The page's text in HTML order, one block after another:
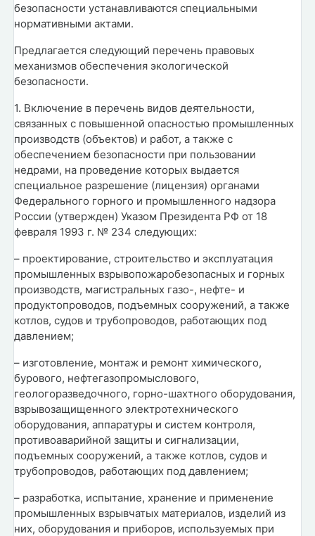
безопасности устанавливаются специальными
нормативными актами.
Предлагается следующий перечень правовых
механизмов обеспечения экологической
безопасности.
1. Включение в перечень видов деятельности,
связанных с повышенной опасностью промышленных
производств (объектов) и работ, а также с
обеспечением безопасности при пользовании
недрами, на проведение которых выдается
специальное разрешение (лицензия) органами
Федерального горного и промышленного надзора
России (утвержден) Указом Президента РФ от 18
февраля 1993 г. № 234 следующих:
– проектирование, строительство и эксплуатация
промышленных взрывопожаробезопасных и горных
производств, магистральных газо-, нефте- и
продуктопроводов, подъемных сооружений, а также
котлов, судов и трубопроводов, работающих под
давлением;
– изготовление, монтаж и ремонт химического,
бурового, нефтегазопромыслового,
геологоразведочного, горно-шахтного оборудования,
взрывозащищенного электротехнического
оборудования, аппаратуры и систем контроля,
противоаварийной защиты и сигнализации,
подъемных сооружений, а также котлов, судов и
трубопроводов, работающих под давлением;
– разработка, испытание, хранение и применение
промышленных взрывчатых материалов, изделий из
них, оборудования и приборов, используемых при